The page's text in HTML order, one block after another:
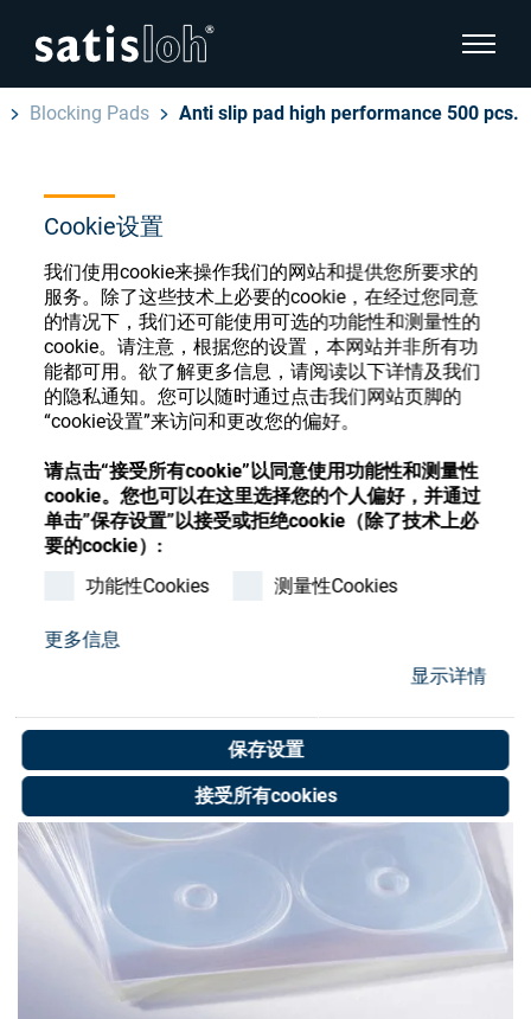
Cookie设置
我们使用cookie来操作我们的网站和提供您所要求的
服务。除了这些技术上必要的cookie，在经过您同意
的情况下，我们还可能使用可选的功能性和测量性的
cookie。请注意，根据您的设置，本网站并非所有功
能都可用。欲了解更多信息，请阅读以下详情及我们
的隐私通知。您可以随时通过点击我们网站页脚的
“cookie设置”来访问和更改您的偏好。
请点击“接受所有cookie”以同意使用功能性和测量性
cookie。您也可以在这里选择您的个人偏好，并通过
单击”保存设置”以接受或拒绝cookie（除了技术上必
要的cockie）:
功能性Cookies
测量性Cookies
更多信息
显示详情
保存设置
接受所有cookies
显示页
汉语
眼镜光学
精密光学
我们是谁
加入我们
Store
隐藏页面导航
English
Deutsch
Español
Français
Blocking Pads Anti slip pad high performance 500 pcs.
眼镜光学耗材商店
注册或登录以访问您的帐户，并了解我们的各
种眼镜光学耗材
注册 登录